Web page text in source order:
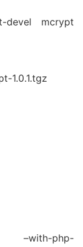
devel mcrypt
1.0.1.tgz
php-